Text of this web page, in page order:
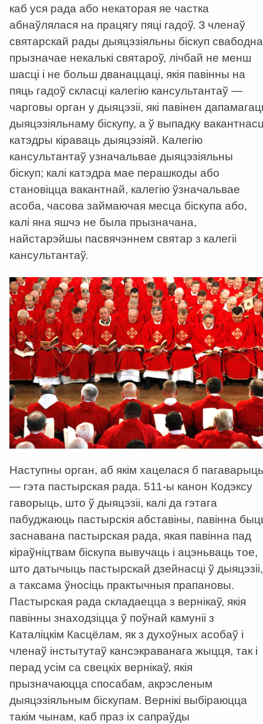
каб уся рада або некаторая яе частка
абнаўлялася на працягу пяці гадоў. З членаў
святарскай рады дыяцэзіяльны біскуп свабодна
прызначае некалькі святароў, лічбай не менш
шасці і не больш дванаццаці, якія павінны на
пяць гадоў скласці калегію кансультантаў —
чарговы орган у дыяцэзіі, які павінен
дыяцэзіяльнаму біскупу, а ў выпадку
катэдры кіраваць дыяцэзіяй. Калегію
кансультантаў узначальвае дыяцэзіяльны
біскуп; калі катэдра мае перашкоды або
становіцца вакантнай, калегію ўзначальвае
асоба, часова займаючая месца біскупа або,
калі яна яшчэ не была прызначана,
найстарэйшы пасвячэннем святар з калегіі
кансультантаў.
Наступны орган, аб якім хацелася б
— гэта пастырская рада. 511-ы канон Кодэксу
гаворыць, што ў дыяцэзіі, калі да гэтага
пабуджаюць пастырскія абставіны, павінна
заснавана пастырская рада, якая павінна пад
кіраўніцтвам біскупа вывучаць і ацэньваць тое,
што датычыць пастырскай дзейнасці ў дыяцэзіі,
а таксама ўносіць практычныя прапановы.
Пастырская рада складаецца з вернікаў, якія
павінны знаходзіцца ў поўнай камуніі з
Каталіцкім Касцёлам, як з духоўных асобаў і
членаў інстытутаў кансэкраванага жыцця, так і
перад усім са свецкіх вернікаў, якія
прызначаюцца спосабам, акрэсленым
дыяцэзіяльным біскупам. Вернікі выбіраюцца
такім чынам, каб праз іх сапраўды